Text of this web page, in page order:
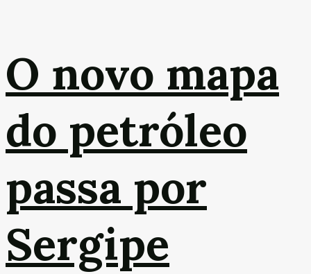
O novo mapa
do petróleo
passa por
Sergipe